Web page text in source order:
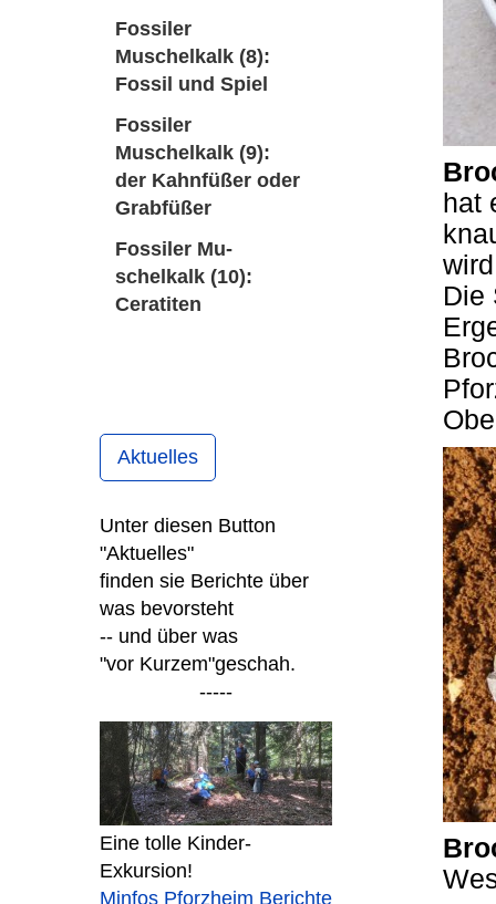
Fossiler
Muschelkalk (8):
Fossil und Spiel
Fossiler
Muschelkalk (9):
der Kahnfüßer oder
Grabfüßer
Fossiler Mu-
schelkalk (10):
Ceratiten
Aktuelles
Unter diesen Button
"Aktuelles"
finden sie Berichte über
was bevorsteht
-- und über was
"vor Kurzem"geschah.
-----
Eine tolle Kinder-
Exkursion!
Minfos Pforzheim Berichte
hat
Die